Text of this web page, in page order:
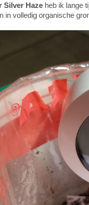
Silver Haze heb ik lange
in volledig organische